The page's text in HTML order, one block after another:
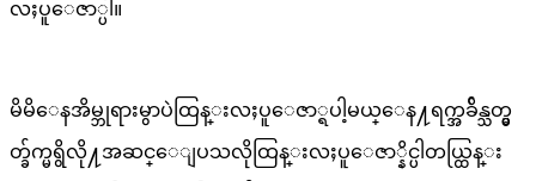
လႈပူေဇာ္ပါ။
မိမိေနအိမ္ဘုရားမွာပဲထြန္းလႈပူေဇာ္ရပါ့မယ္ေန႔ရက္အခ်ိန္သတ္မွ
တ္ခ်က္မရွိလို႔အဆင္ေျပသလိုထြန္းလႈပူေဇာ္နိင္ပါတယ္ထြန္း